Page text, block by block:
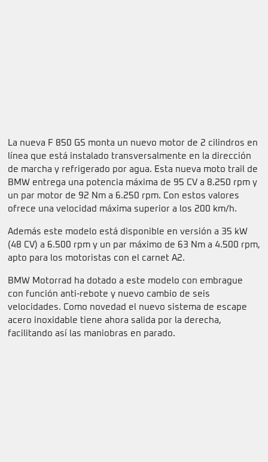
La nueva F 850 GS monta un nuevo motor de 2 cilindros en
línea que está instalado transversalmente en la dirección
de marcha y refrigerado por agua. Esta nueva moto trail de
BMW entrega una potencia máxima de 95 CV a 8.250 rpm y
un par motor de 92 Nm a 6.250 rpm. Con estos valores
ofrece una velocidad máxima superior a los 200 km/h.
Además este modelo está disponible en versión a 35 kW
(48 CV) a 6.500 rpm y un par máximo de 63 Nm a 4.500 rpm,
apto para los motoristas con el carnet A2.
BMW Motorrad ha dotado a este modelo con embrague
con función anti-rebote y nuevo cambio de seis
velocidades. Como novedad el nuevo sistema de escape
acero inoxidable tiene ahora salida por la derecha,
facilitando así las maniobras en parado.